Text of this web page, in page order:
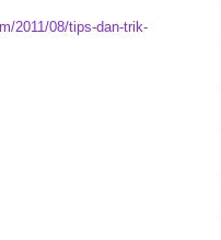
2011/08/tips-dan-trik-